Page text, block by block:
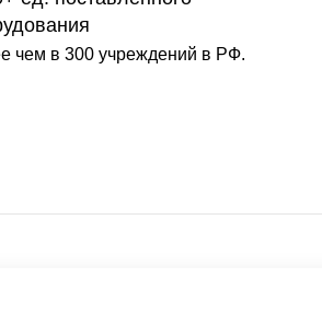
чем в 300 учреждений в РФ.